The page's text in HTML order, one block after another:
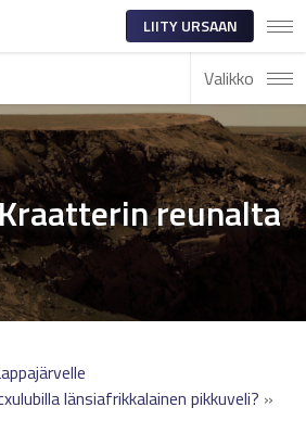
LIITY URSAAN
Valikko
Kraatterin reunalta
länsiafrikkalainen pikkuveli? »